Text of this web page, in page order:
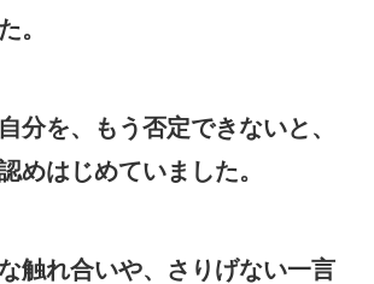
。
分を、もう否定できないと、
めはじめていました。
触れ合いや、さりげない一言